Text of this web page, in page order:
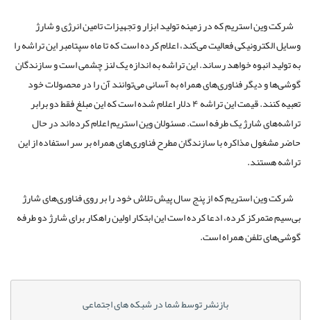
شرکت وین استریم که در زمینه تولید ابزار و تجهیزات تامین انرژی و شارژ
وسایل الکترونیکی فعالیت می‌کند، اعلام کرده است که تا ماه سپتامبر این تراشه را
به تولید انبوه خواهد رساند. این تراشه به اندازه یک لنز چشمی است و سازندگان
گوشی‌ها و دیگر فناوری‌های همراه به آسانی می‌توانند آن را در محصولات خود
تعبیه کنند. قیمت این تراشه ۴ دلار اعلام شده است که این مبلغ فقط دو برابر
تراشه‌های شارژ یک طرفه است. مسئولان وین استریم اعلام کرده‌اند در حال
حاضر مشغول مذاکره با سازندگان مطرح فناوری‌های همراه بر سر استفاده از این
تراشه هستند.
شرکت وین استریم که از پنج سال پیش تلاش خود را بر روی فناوری‌های شارژ
بی‌سیم متمرکز کرده، ادعا کرده است این ابتکار اولین راهکار برای شارژ دو طرفه
گوشی‌های تلفن همراه است.
بازنشر توسط شما در شبکه های اجتماعی